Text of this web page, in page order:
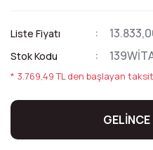
Liste Fiyatı
Stok Kodu
* 3.769,49 TL den başlayan
GELİNCE